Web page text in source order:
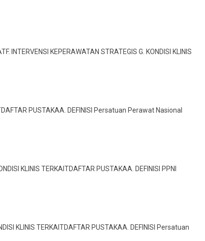
INTERVENSI KEPERAWATAN STRATEGIS G. KONDISI KLINIS
PUSTAKAA. DEFINISI Persatuan Perawat Nasional
KLINIS TERKAITDAFTAR PUSTAKAA. DEFINISI PPNI
KLINIS TERKAITDAFTAR PUSTAKAA. DEFINISI Persatuan